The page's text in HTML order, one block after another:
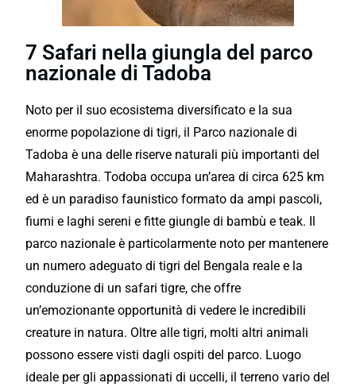
7 Safari nella giungla del parco
nazionale di Tadoba
Noto per il suo ecosistema diversificato e la sua
enorme popolazione di tigri, il Parco nazionale di
Tadoba è una delle riserve naturali più importanti del
Maharashtra. Todoba occupa un’area di circa 625 km
ed è un paradiso faunistico formato da ampi pascoli,
fiumi e laghi sereni e fitte giungle di bambù e teak. Il
parco nazionale è particolarmente noto per mantenere
un numero adeguato di tigri del Bengala reale e la
conduzione di un safari tigre, che offre
un’emozionante opportunità di vedere le incredibili
creature in natura. Oltre alle tigri, molti altri animali
possono essere visti dagli ospiti del parco. Luogo
ideale per gli appassionati di uccelli, il terreno vario del